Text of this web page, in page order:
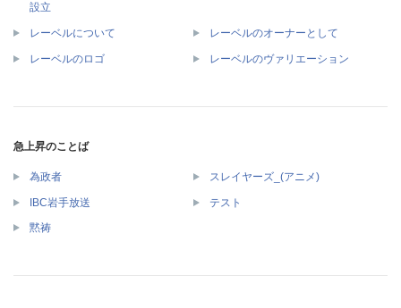
設立
レーベルについて レーベルのオーナーとして
レーベルのロゴ レーベルのヴァリエーション
急上昇のことば
為政者 スレイヤーズ_(アニメ)
IBC岩手放送 テスト
黙祷